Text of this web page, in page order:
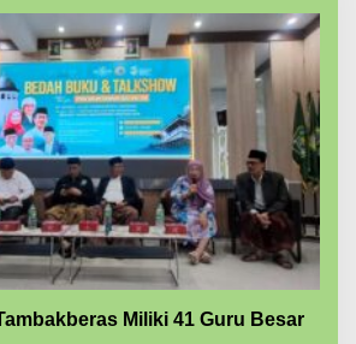
Miliki 41 Guru Besar